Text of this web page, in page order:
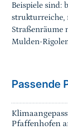
Beispiele sind:
strukturreiche,
Straßenräume
Mulden-
Passende
Pfaffenhofen